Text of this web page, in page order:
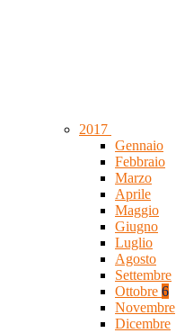
2017
Gennaio
Febbraio
Marzo
Aprile
Maggio
Giugno
Luglio
Agosto
Settembre
Ottobre 6
Novembre
Dicembre